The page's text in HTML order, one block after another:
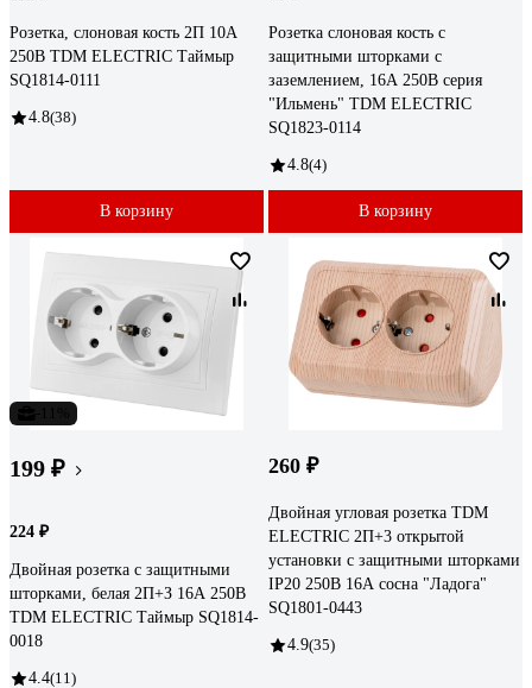
Розетка, слоновая кость 2П 10А
250В TDM ELECTRIC Таймыр
SQ1814-0111
4.8(38)
В корзину
Розетка слоновая кость с
защитными шторками с
заземлением, 16А 250В серия
"Ильмень" TDM ELECTRIC
SQ1823-0114
4.8(4)
В корзину
199 ₽
224 ₽
Двойная розетка с защитными
шторками, белая 2П+З 16А 250В
TDM ELECTRIC Таймыр SQ1814-
0018
4.4(11)
260 ₽
Двойная угловая розетка TDM
ELECTRIC 2П+3 открытой
установки с защитными шторками
IP20 250В 16А сосна "Ладога"
SQ1801-0443
4.9(35)